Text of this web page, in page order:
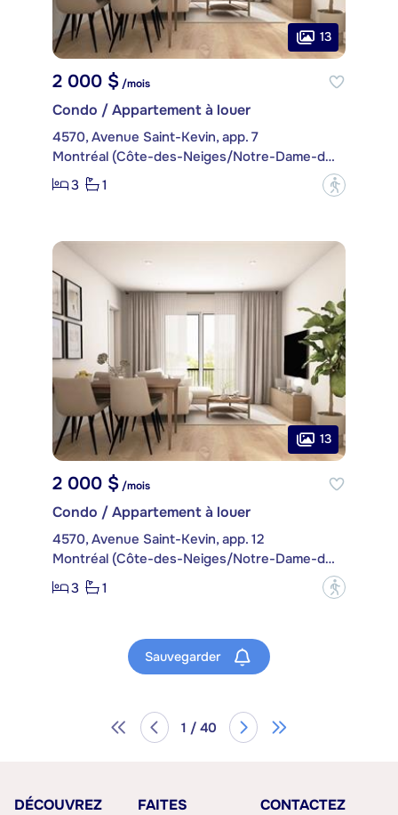
13
2 000 $ /mois
Condo / Appartement à louer
4570, Avenue Saint-Kevin, app. 7
Montréal (Côte-des-Neiges/Notre-Dame-de-Grâce)
3
1 ?
13
2 000 $/mois
Condo / Appartement à louer
4570, Avenue Saint-Kevin, app. 12
Montréal (Côte-des-Neiges/Notre-Dame-de-Grâce)
3
1 ?
Sauvegarder
1 / 40
DÉCOUVREZ
FAITES
CONTACTEZ